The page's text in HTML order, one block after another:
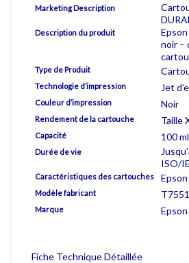
Marketing Description
Description du produit
noir –
Type de Produit
Technologie d’impression Jet
Couleur d’impression Noir
Rendement de la cartouche Taille
Capacité 100 ml
Durée de vie
ISO/
Caractéristiques des cartouches
Modèle fabricant T7551
Marque Epson
Fiche Technique Détaillée